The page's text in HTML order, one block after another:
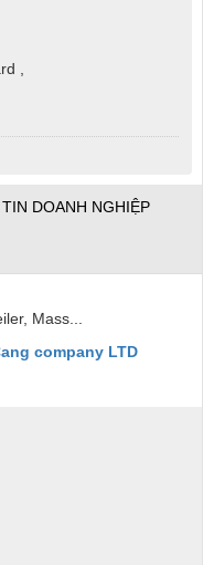
,
DOANH NGHIỆP
Mass...
company LTD